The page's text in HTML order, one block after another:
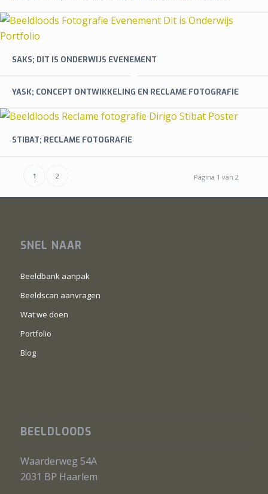
SAKS; DIT IS ONDERWIJS EVENEMENT
YASK; CONCEPT ONTWIKKELING EN RECLAME FOTOGRAFIE
STIBAT; RECLAME FOTOGRAFIE
Pagina 1 van 2
1 2
SNEL NAAR
Beeldbank aanpak
Beeldscan aanvragen
Wat we doen
Portfolio
Blog
BEELDLOODS
Waarderweg 54A
2031 BP Haarlem